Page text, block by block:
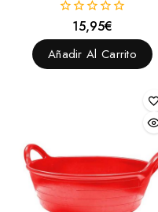
fuera
de
15,95€
Añadir Al Carrito